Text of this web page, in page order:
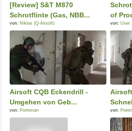
[Review] S&T M870
Schrotflinte (Gas, NBB...
von: Niklas (Q-Airsoft)
of
von: User
Airsoft CQB Eckendrill -
Umgehen von Geb...
von: Pointman von: